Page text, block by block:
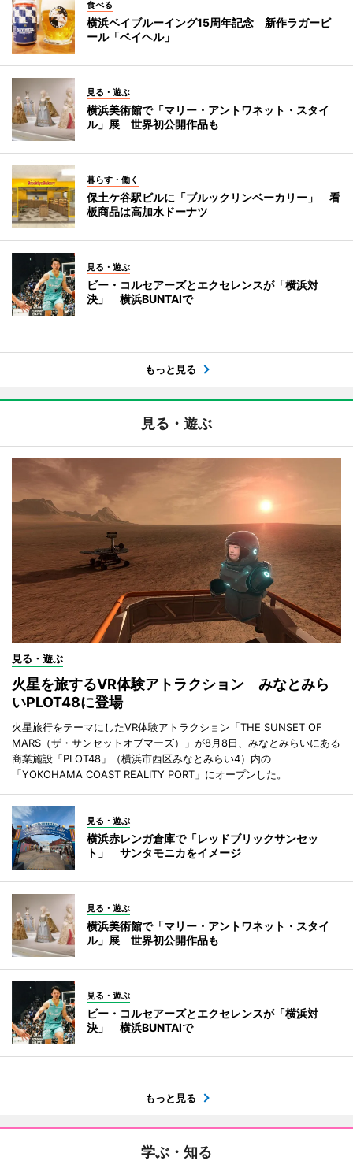
食べる
横浜ベイブルーイング15周年記念 新作ラガービ
ール「ベイヘル」
見る・遊ぶ
横浜美術館で「マリー・アントワネット・スタイ
ル」展 世界初公開作品も
暮らす・働く
保土ケ谷駅ビルに「ブルックリンベーカリー」 看
板商品は高加水ドーナツ
見る・遊ぶ
ビー・コルセアーズとエクセレンスが「横浜対
決」 横浜BUNTAIで
もっと見る
見る・遊ぶ
見る・遊ぶ
火星を旅するVR体験アトラクション みなとみら
いPLOT48に登場
火星旅行をテーマにしたVR体験アトラクション「THE SUNSET OF
MARS（ザ・サンセットオブマーズ）」が8月8日、みなとみらいにある
商業施設「PLOT48」（横浜市西区みなとみらい4）内の
「YOKOHAMA COAST REALITY PORT」にオープンした。
見る・遊ぶ
横浜赤レンガ倉庫で「レッドブリックサンセッ
ト」 サンタモニカをイメージ
見る・遊ぶ
横浜美術館で「マリー・アントワネット・スタイ
ル」展 世界初公開作品も
見る・遊ぶ
ビー・コルセアーズとエクセレンスが「横浜対
決」 横浜BUNTAIで
もっと見る
学ぶ・知る